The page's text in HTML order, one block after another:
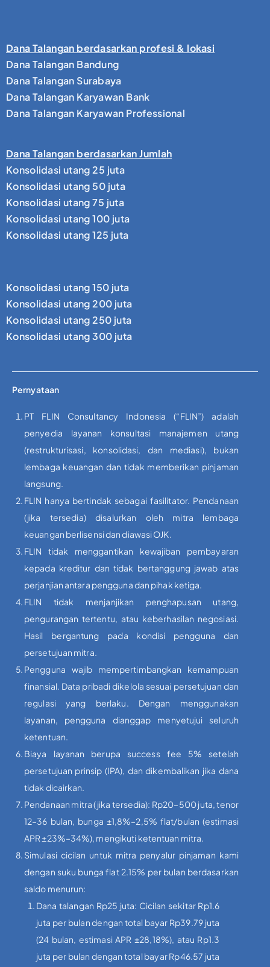
Dana Talangan berdasarkan profesi & lokasi
Dana Talangan Bandung
Dana Talangan Surabaya
Dana Talangan Karyawan Bank
Dana Talangan Karyawan Professional
Dana Talangan berdasarkan Jumlah
Konsolidasi utang 25 juta
Konsolidasi utang 50 juta
Konsolidasi utang 75 juta
Konsolidasi utang 100 juta
Konsolidasi utang 125 juta
Konsolidasi utang 150 juta
Konsolidasi utang 200 juta
Konsolidasi utang 250 juta
Konsolidasi utang 300 juta
Pernyataan
PT FLIN Consultancy Indonesia (“FLIN”) adalah
penyedia layanan konsultasi manajemen utang
(restrukturisasi, konsolidasi, dan mediasi), bukan
lembaga keuangan dan tidak memberikan pinjaman
langsung.
FLIN hanya bertindak sebagai fasilitator. Pendanaan
(jika tersedia) disalurkan oleh mitra lembaga
keuangan berlisensi dan diawasi OJK.
FLIN tidak menggantikan kewajiban pembayaran
kepada kreditur dan tidak bertanggung jawab atas
perjanjian antara pengguna dan pihak ketiga.
FLIN tidak menjanjikan penghapusan utang,
pengurangan tertentu, atau keberhasilan negosiasi.
Hasil bergantung pada kondisi pengguna dan
persetujuan mitra.
Pengguna wajib mempertimbangkan kemampuan
finansial. Data pribadi dikelola sesuai persetujuan dan
regulasi yang berlaku. Dengan menggunakan
layanan, pengguna dianggap menyetujui seluruh
ketentuan.
Biaya layanan berupa success fee 5% setelah
persetujuan prinsip (IPA), dan dikembalikan jika dana
tidak dicairkan.
Pendanaan mitra (jika tersedia): Rp20–500 juta, tenor
12–36 bulan, bunga ±1,8%–2,5% flat/bulan (estimasi
APR ±23%–34%), mengikuti ketentuan mitra.
Simulasi cicilan untuk mitra penyalur pinjaman kami
dengan suku bunga flat 2.15% per bulan berdasarkan
saldo menurun:
Dana talangan Rp25 juta: Cicilan sekitar Rp1.6
juta per bulan dengan total bayar Rp39.79 juta
(24 bulan, estimasi APR ±28,18%), atau Rp1.3
juta per bulan dengan total bayar Rp46.57 juta